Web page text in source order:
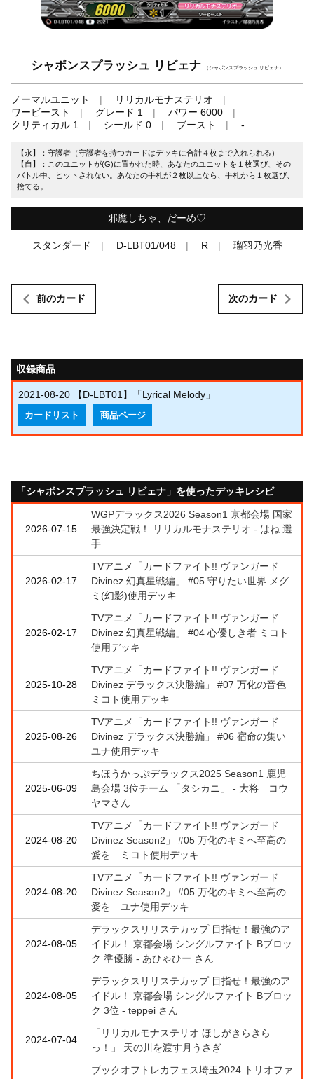
シャボンスプラッシュ リビェナ （シャボンスプラッシュ リビェナ）
ノーマルユニット
リリカルモナステリオ
ワービースト
グレード 1
パワー 6000
クリティカル 1
シールド 0 ブースト -
【永】：守護者（守護者を持つカードはデッキに合計４枚まで入れられる）
【自】：このユニットが(G)に置かれた時、あなたのユニットを１枚選び、その
バトル中、ヒットされない。あなたの手札が２枚以上なら、手札から１枚選び、
捨てる。
邪魔しちゃ、だーめ♡
スタンダード D-LBT01/048 R 瑠羽乃光香
前のカード 次のカード
収録商品
2021-08-20 【D-LBT01】「Lyrical Melody」
カードリスト 商品ページ
「シャボンスプラッシュ リビェナ」を使ったデッキレシピ
2026-07-15
WGPデラックス2026 Season1 京都会場 国家
最強決定戦！ リリカルモナステリオ - はね 選
手
2026-02-17
TVアニメ「カードファイト!! ヴァンガード
Divinez 幻真星戦編」 #05 守りたい世界 メグ
ミ(幻影)使用デッキ
2026-02-17
TVアニメ「カードファイト!! ヴァンガード
Divinez 幻真星戦編」 #04 心優しき者 ミコト
使用デッキ
2025-10-28
TVアニメ「カードファイト!! ヴァンガード
Divinez デラックス決勝編」 #07 万化の音色
ミコト使用デッキ
2025-08-26
TVアニメ「カードファイト!! ヴァンガード
Divinez デラックス決勝編」 #06 宿命の集い
ユナ使用デッキ
2025-06-09
ちほうかっぷデラックス2025 Season1 鹿児
島会場 3位チーム 「タシカニ」 - 大将 コウ
ヤマさん
2024-08-20
TVアニメ「カードファイト!! ヴァンガード
Divinez Season2」 #05 万化のキミへ至高の
愛を ミコト使用デッキ
2024-08-20
TVアニメ「カードファイト!! ヴァンガード
Divinez Season2」 #05 万化のキミへ至高の
愛を ユナ使用デッキ
2024-08-05
デラックスリリステカップ 目指せ！最強のア
イドル！ 京都会場 シングルファイト Bブロッ
ク 準優勝 - あひゃひー さん
2024-08-05
デラックスリリステカップ 目指せ！最強のア
イドル！ 京都会場 シングルファイト Bブロッ
ク 3位 - teppei さん
2024-07-04
「リリカルモナステリオ ほしがきらきら
っ！」 天の川を渡す月うさぎ
ブックオフトレカフェス埼玉2024 トリオファ